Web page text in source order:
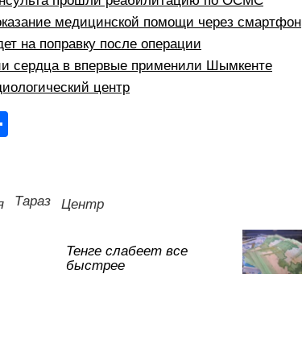
медицинской помощи через смартфон
на поправку после операции
сердца в впервые применили Шымкенте
центр
а
Тараз Центр
Тенге слабеет все
быстрее